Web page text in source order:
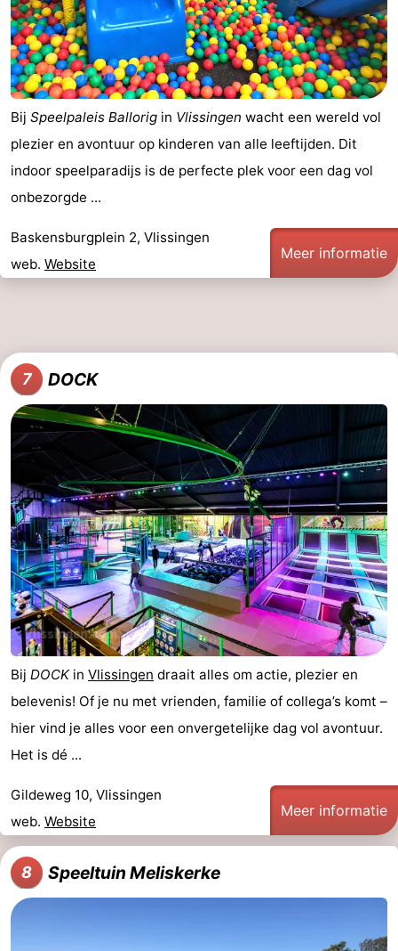
Bij Speelpaleis Ballorig in Vlissingen wacht een wereld vol
plezier en avontuur op kinderen van alle leeftijden. Dit
indoor speelparadijs is de perfecte plek voor een dag vol
onbezorgde ...
Baskensburgplein 2, Vlissingen
web. Website
Meer informatie
7 DOCK
Bij DOCKin Vlissingen draait alles om actie, plezier en
belevenis! Of je nu met vrienden, familie of collega’s komt –
hier vind je alles voor een onvergetelijke dag vol avontuur.
Het is dé ...
Gildeweg 10, Vlissingen
web. Website
Meer informatie
8 Speeltuin Meliskerke